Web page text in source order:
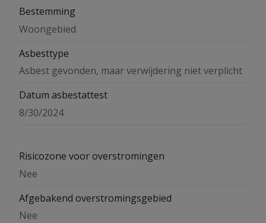
Bestemming
Woongebied
Asbesttype
Asbest gevonden, maar verwijdering niet verplicht
Datum asbestattest
8/30/2024
Risicozone voor overstromingen
Nee
Afgebakend overstromingsgebied
Nee